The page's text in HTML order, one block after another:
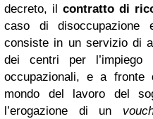
decreto, il contratto di
caso di disoccupazione
consiste in un servizio di
dei centri per
occupazionali, e a fronte
mondo del lavoro del
l’erogazione di un